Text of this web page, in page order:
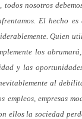
nosotros
El hecho
Quien
los
y las
al
empresas
ellos la sociedad